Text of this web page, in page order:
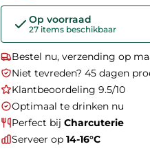
Op voorraad
27 items beschikbaar
Bestel nu, verzending op
Niet tevreden? 45 dagen
Klantbeoordeling 9.5/10
Optimaal te drinken nu
Perfect bij Charcuterie
Serveer op 14-16°C